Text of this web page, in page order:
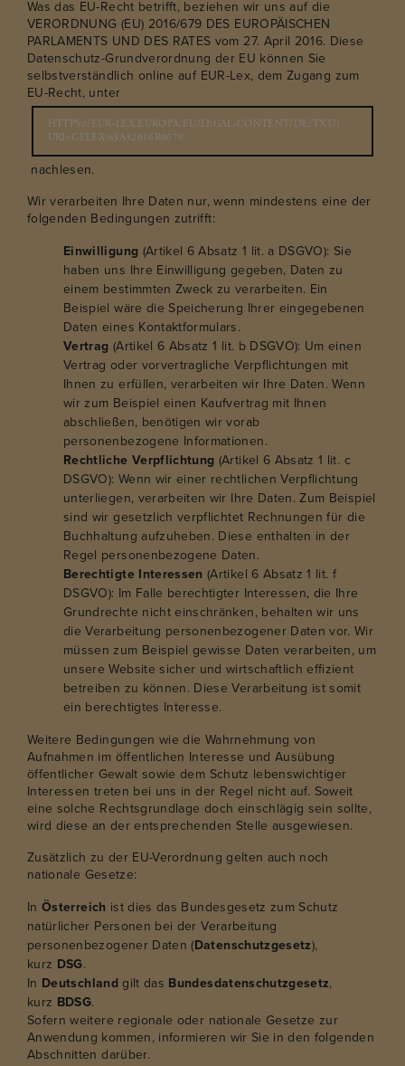
Was das EU-Recht betrifft, beziehen wir uns auf die
VERORDNUNG (EU) 2016/679 DES EUROPÄISCHEN
PARLAMENTS UND DES RATES vom 27. April 2016. Diese
Datenschutz-Grundverordnung der EU können Sie
selbstverständlich online auf EUR-Lex, dem Zugang zum
EU-Recht, unter
HTTPS://EUR-LEX.EUROPA.EU/LEGAL-CONTENT/DE/TXT/?
URI=CELEX%3A32016R0679
nachlesen.
Wir verarbeiten Ihre Daten nur, wenn mindestens eine der
folgenden Bedingungen zutrifft:
Einwilligung (Artikel 6 Absatz 1 lit. a DSGVO): Sie
haben uns Ihre Einwilligung gegeben, Daten zu
einem bestimmten Zweck zu verarbeiten. Ein
Beispiel wäre die Speicherung Ihrer eingegebenen
Daten eines Kontaktformulars.
Vertrag (Artikel 6 Absatz 1 lit. b DSGVO): Um einen
Vertrag oder vorvertragliche Verpflichtungen mit
Ihnen zu erfüllen, verarbeiten wir Ihre Daten. Wenn
wir zum Beispiel einen Kaufvertrag mit Ihnen
abschließen, benötigen wir vorab
personenbezogene Informationen.
Rechtliche Verpflichtung (Artikel 6 Absatz 1 lit. c
DSGVO): Wenn wir einer rechtlichen Verpflichtung
unterliegen, verarbeiten wir Ihre Daten. Zum Beispiel
sind wir gesetzlich verpflichtet Rechnungen für die
Buchhaltung aufzuheben. Diese enthalten in der
Regel personenbezogene Daten.
Berechtigte Interessen (Artikel 6 Absatz 1 lit. f
DSGVO): Im Falle berechtigter Interessen, die Ihre
Grundrechte nicht einschränken, behalten wir uns
die Verarbeitung personenbezogener Daten vor. Wir
müssen zum Beispiel gewisse Daten verarbeiten, um
unsere Website sicher und wirtschaftlich effizient
betreiben zu können. Diese Verarbeitung ist somit
ein berechtigtes Interesse.
Weitere Bedingungen wie die Wahrnehmung von
Aufnahmen im öffentlichen Interesse und Ausübung
öffentlicher Gewalt sowie dem Schutz lebenswichtiger
Interessen treten bei uns in der Regel nicht auf. Soweit
eine solche Rechtsgrundlage doch einschlägig sein sollte,
wird diese an der entsprechenden Stelle ausgewiesen.
Zusätzlich zu der EU-Verordnung gelten auch noch
nationale Gesetze:
InÖsterreich ist dies das Bundesgesetz zum Schutz
natürlicher Personen bei der Verarbeitung
personenbezogener Daten (Datenschutzgesetz),
kurz DSG.
In Deutschlandgilt das Bundesdatenschutzgesetz,
kurz BDSG.
Sofern weitere regionale oder nationale Gesetze zur
Anwendung kommen, informieren wir Sie in den folgenden
Abschnitten darüber.